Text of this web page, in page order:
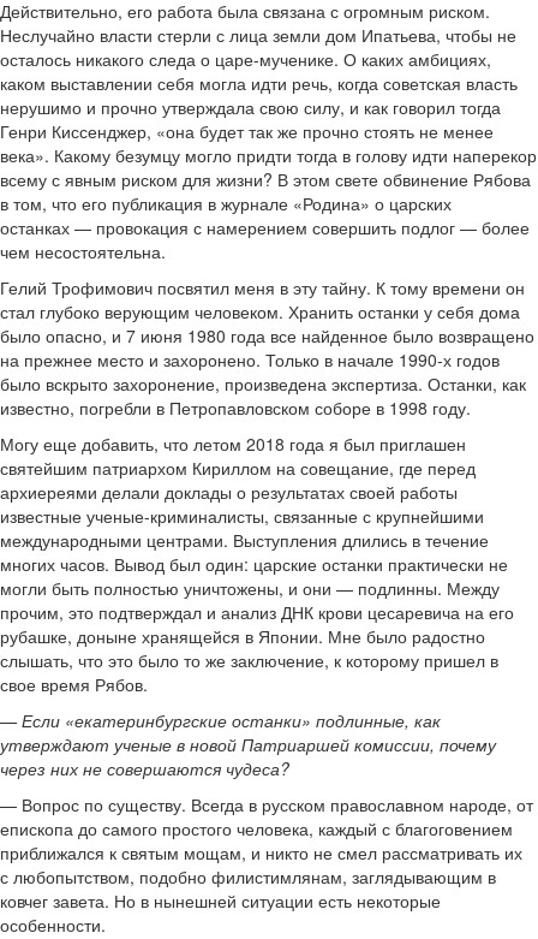
Действительно, его работа была связана с огромным риском.
Неслучайно власти стерли с лица земли дом Ипатьева, чтобы не
осталось никакого следа о царе-мученике. О каких амбициях,
каком выставлении себя могла идти речь, когда советская власть
нерушимо и прочно утверждала свою силу, и как говорил тогда
Генри Киссенджер, «она будет так же прочно стоять не менее
века». Какому безумцу могло придти тогда в голову идти наперекор
всему с явным риском для жизни? В этом свете обвинение Рябова
в том, что его публикация в журнале «Родина» о царских
останках — провокация с намерением совершить подлог — более
чем несостоятельна.
Гелий Трофимович посвятил меня в эту тайну. К тому времени он
стал глубоко верующим человеком. Хранить останки у себя дома
было опасно, и 7 июня 1980 года все найденное было возвращено
на прежнее место и захоронено. Только в начале 1990-х годов
было вскрыто захоронение, произведена экспертиза. Останки, как
известно, погребли в Петропавловском соборе в 1998 году.
Могу еще добавить, что летом 2018 года я был приглашен
святейшим патриархом Кириллом на совещание, где перед
архиереями делали доклады о результатах своей работы
известные ученые-криминалисты, связанные с крупнейшими
международными центрами. Выступления длились в течение
многих часов. Вывод был один: царские останки практически не
могли быть полностью уничтожены, и они — подлинны. Между
прочим, это подтверждал и анализ ДНК крови цесаревича на его
рубашке, доныне хранящейся в Японии. Мне было радостно
слышать, что это было то же заключение, к которому пришел в
свое время Рябов.
— Если «екатеринбургские останки» подлинные, как
утверждают ученые в новой Патриаршей комиссии, почему
через них не совершаются чудеса?
— Вопрос по существу. Всегда в русском православном народе, от
епископа до самого простого человека, каждый с благоговением
приближался к святым мощам, и никто не смел рассматривать их
с любопытством, подобно филистимлянам, заглядывающим в
ковчег завета. Но в нынешней ситуации есть некоторые
особенности.